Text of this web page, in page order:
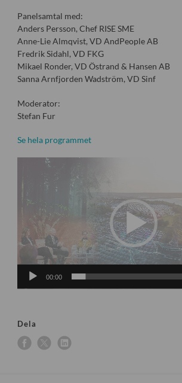
Panelsamtal med:
Anders Persson, Chef RISE SME
Anne-Lie Almqvist, VD AndPeople AB
Fredrik Sidahl, VD FKG
Mikael Ronder, VD Östrand & Hansen AB
Sanna Arnfjorden Wadström, VD Sinf
Moderator:
Stefan Fur
Se hela programmet
Videospelare
00:00
Dela